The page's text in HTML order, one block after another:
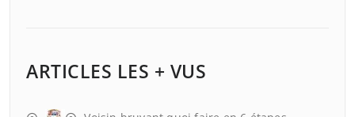
ARTICLES LES + VUS